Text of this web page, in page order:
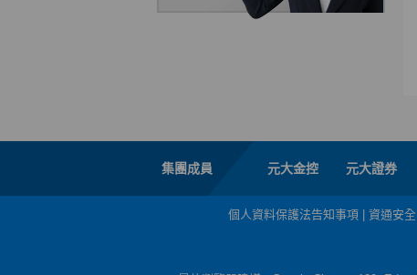
集團成員 元大金控 元大證券
個人資料保護法告知事項 資通安全